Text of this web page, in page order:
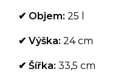
✔ Objem: 25 l
✔ Výška: 24 cm
✔ Šířka: 33,5 cm